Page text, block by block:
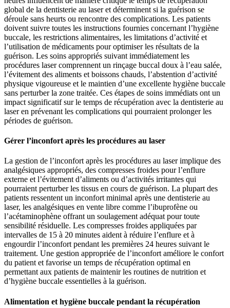
global de la dentisterie au laser et déterminent si la guérison se
déroule sans heurts ou rencontre des complications. Les patients
doivent suivre toutes les instructions fournies concernant l’hygiène
buccale, les restrictions alimentaires, les limitations d’activité et
l’utilisation de médicaments pour optimiser les résultats de la
guérison. Les soins appropriés suivant immédiatement les
procédures laser comprennent un rinçage buccal doux à l’eau salée,
l’évitement des aliments et boissons chauds, l’abstention d’activité
physique vigoureuse et le maintien d’une excellente hygiène buccale
sans perturber la zone traitée. Ces étapes de soins immédiats ont un
impact significatif sur le temps de récupération avec la dentisterie au
laser en prévenant les complications qui pourraient prolonger les
périodes de guérison.
Gérer l’inconfort après les procédures au laser
La gestion de l’inconfort après les procédures au laser implique des
analgésiques appropriés, des compresses froides pour l’enflure
externe et l’évitement d’aliments ou d’activités irritantes qui
pourraient perturber les tissus en cours de guérison. La plupart des
patients ressentent un inconfort minimal après une dentisterie au
laser, les analgésiques en vente libre comme l’ibuprofène ou
l’acétaminophène offrant un soulagement adéquat pour toute
sensibilité résiduelle. Les compresses froides appliquées par
intervalles de 15 à 20 minutes aident à réduire l’enflure et à
engourdir l’inconfort pendant les premières 24 heures suivant le
traitement. Une gestion appropriée de l’inconfort améliore le confort
du patient et favorise un temps de récupération optimal en
permettant aux patients de maintenir les routines de nutrition et
d’hygiène buccale essentielles à la guérison.
Alimentation et hygiène buccale pendant la récupération